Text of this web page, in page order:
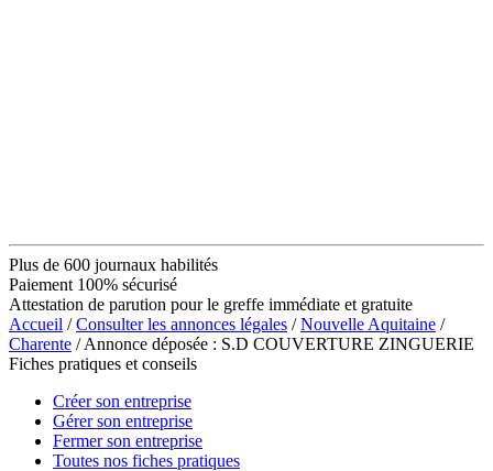
Plus de 600 journaux habilités
Paiement 100% sécurisé
Attestation de parution pour le greffe immédiate et gratuite
Accueil /Consulter les annonces légales /Nouvelle Aquitaine /
Charente / Annonce déposée : S.D COUVERTURE ZINGUERIE
Fiches pratiques et conseils
Créer son entreprise
Gérer son entreprise
Fermer son entreprise
Toutes nos fiches pratiques